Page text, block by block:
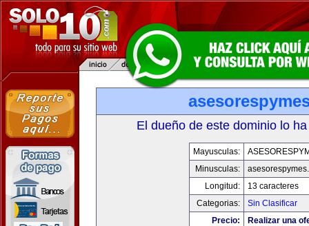
El dueño de este dominio lo
Mayusculas:
Minusculas:
Longitud:
13 caracteres
Categorias:
Sin Clasificar
Precio:
Realizar una